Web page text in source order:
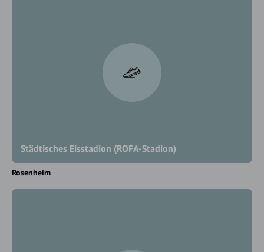
Städtisches Eisstadion (ROFA-Stadion)
Rosenheim